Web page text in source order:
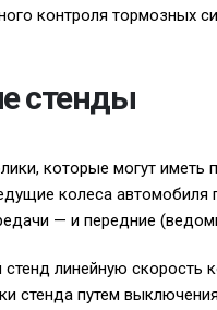
контроля тормозных
стенды
которые могут иметь
колеса автомобиля
— и передние
линейную скорость
стенда путем